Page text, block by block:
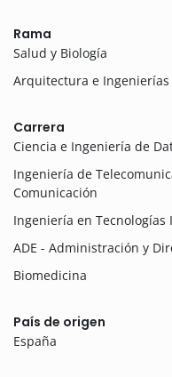
Rama
Salud y Biología
Arquitectura e Ingenierías
Carrera
Ciencia e Ingeniería de
Ingeniería de
Comunicación
Ingeniería en Tecnologías
ADE - Administración y
Biomedicina
País de origen
España